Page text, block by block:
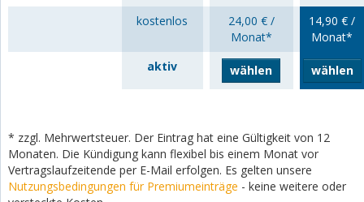
kostenlos
24,00 € /
Monat*
14,90 € /
Monat*
aktiv
wählen wählen
* zzgl. Mehrwertsteuer. Der Eintrag hat eine Gültigkeit von 12
Monaten. Die Kündigung kann flexibel bis einem Monat vor
Vertragslaufzeitende per E-Mail erfolgen. Es gelten unsere
Nutzungsbedingungen für Premiumeinträge - keine weitere oder